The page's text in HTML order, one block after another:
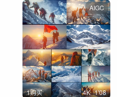
AIGC
1购买 4K 1'08